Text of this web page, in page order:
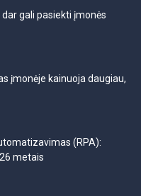
gali pasiekti įmonės
įmonėje kainuoja daugiau,
(RPA):
metais